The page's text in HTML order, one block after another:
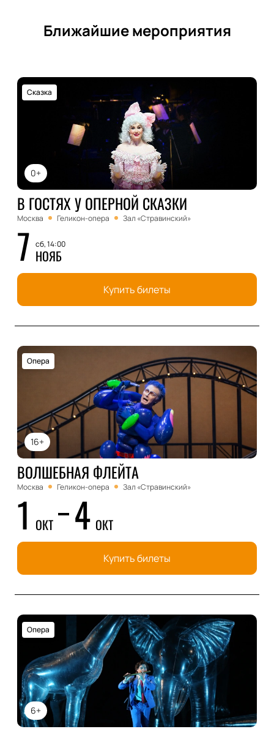
Ближайшие мероприятия
0+
Сказка
В ГОСТЯХ У ОПЕРНОЙ СКАЗКИ
Москва Геликон-опера Зал «Стравинский»
7 сб, 14:00
НОЯБ
Купить билеты
16+
Опера
ВОЛШЕБНАЯ ФЛЕЙТА
Москва Геликон-опера Зал «Стравинский»
1 ОКТ 4 ОКТ
Купить билеты
6+
Опера